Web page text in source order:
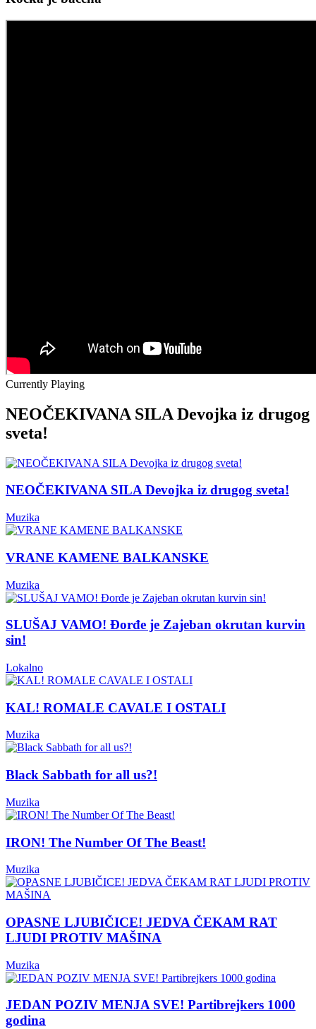
Currently Playing
NEOČEKIVANA SILA Devojka iz drugog
sveta!
NEOČEKIVANA SILA Devojka iz drugog sveta!
Muzika
VRANE KAMENE BALKANSKE
Muzika
SLUŠAJ VAMO! Đorđe je Zajeban okrutan kurvin
sin!
Lokalno
KAL! ROMALE CAVALE I OSTALI
Muzika
Black Sabbath for all us?!
Muzika
IRON! The Number Of The Beast!
Muzika
OPASNE LJUBIČICE! JEDVA ČEKAM RAT
LJUDI PROTIV MAŠINA
Muzika
JEDAN POZIV MENJA SVE! Partibrejkers 1000
godina